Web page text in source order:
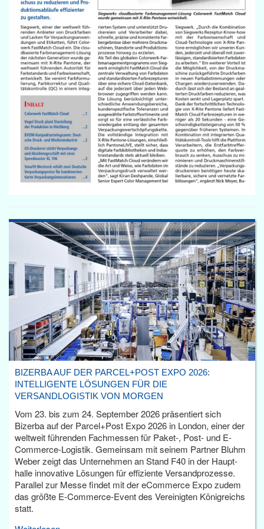
BIZERBA AUF DER PARCEL+POST EXPO 2026:
INTELLIGENTE LÖSUNGEN FÜR DIE
VERSANDLOGISTIK VON MORGEN
Vom 23. bis zum 24. September 2026 präsentiert sich
Bizerba auf der Parcel+Post Expo 2026 in London, einer der
weltweit führenden Fachmessen für Paket-, Post- und E-
Commerce-Logistik. Gemeinsam mit seinem Partner Bluhm
Weber zeigt das Unternehmen an Stand F40 in der Haupt­
halle innovative Lösungen für effiziente Versandprozesse.
Parallel zur Messe findet mit der eCommerce Expo zudem
das größte E-Commerce-Event des Vereinigten Königreichs
statt.